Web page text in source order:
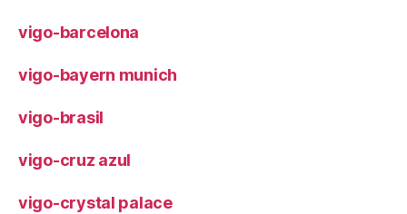
vigo-barcelona
vigo-bayern munich
vigo-brasil
vigo-cruz azul
vigo-crystal palace